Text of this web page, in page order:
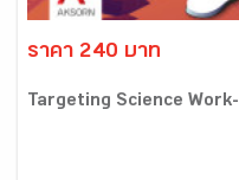
ราคา 240 บาท
Targeting Science